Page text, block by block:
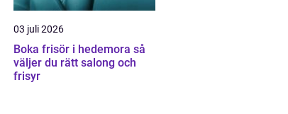
03 juli 2026
Boka frisör i hedemora så
väljer du rätt salong och
frisyr